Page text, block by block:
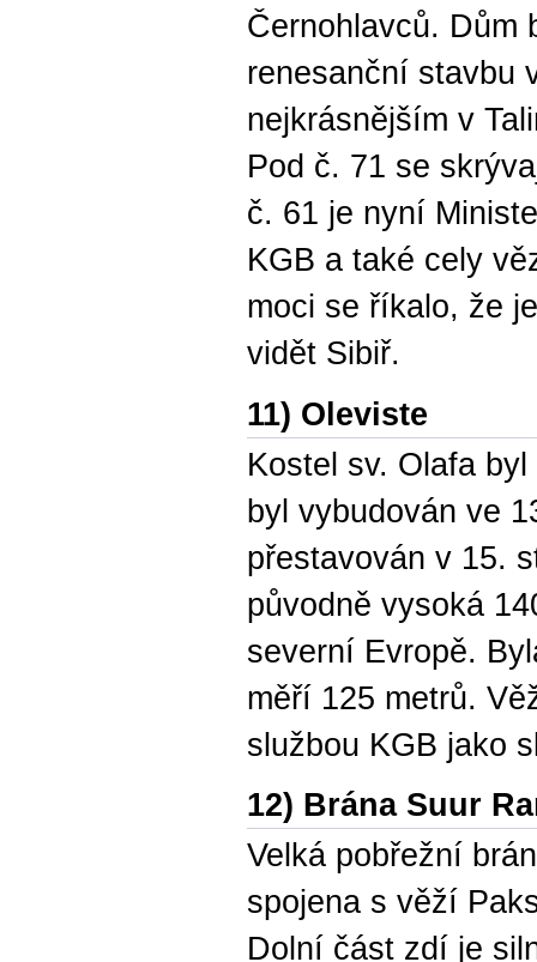
Černohlavců. Dům
renesanční stavbu
nejkrásnějším v
Pod č. 71 se
č. 61 je nyní
KGB a také cely
moci se říkalo, že
vidět Sibiř.
11) Oleviste
Kostel sv. Olafa
byl vybudován ve
přestavován v 15.
původně vysoká
severní Evropě.
měří 125 metrů.
službou KGB jako
12) Brána Suur
Velká pobřežní
spojena s věží
Dolní část zdí je